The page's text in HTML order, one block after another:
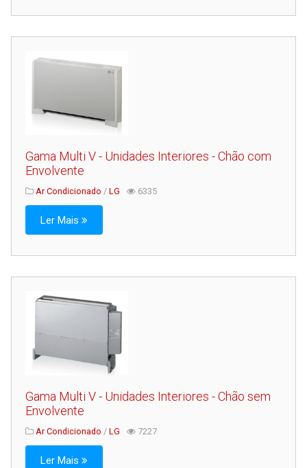
Gama Multi V - Unidades Interiores - Chão com
Envolvente
Ar Condicionado / LG 6335
Ler Mais
Gama Multi V - Unidades Interiores - Chão sem
Envolvente
Ar Condicionado / LG 7227
Ler Mais